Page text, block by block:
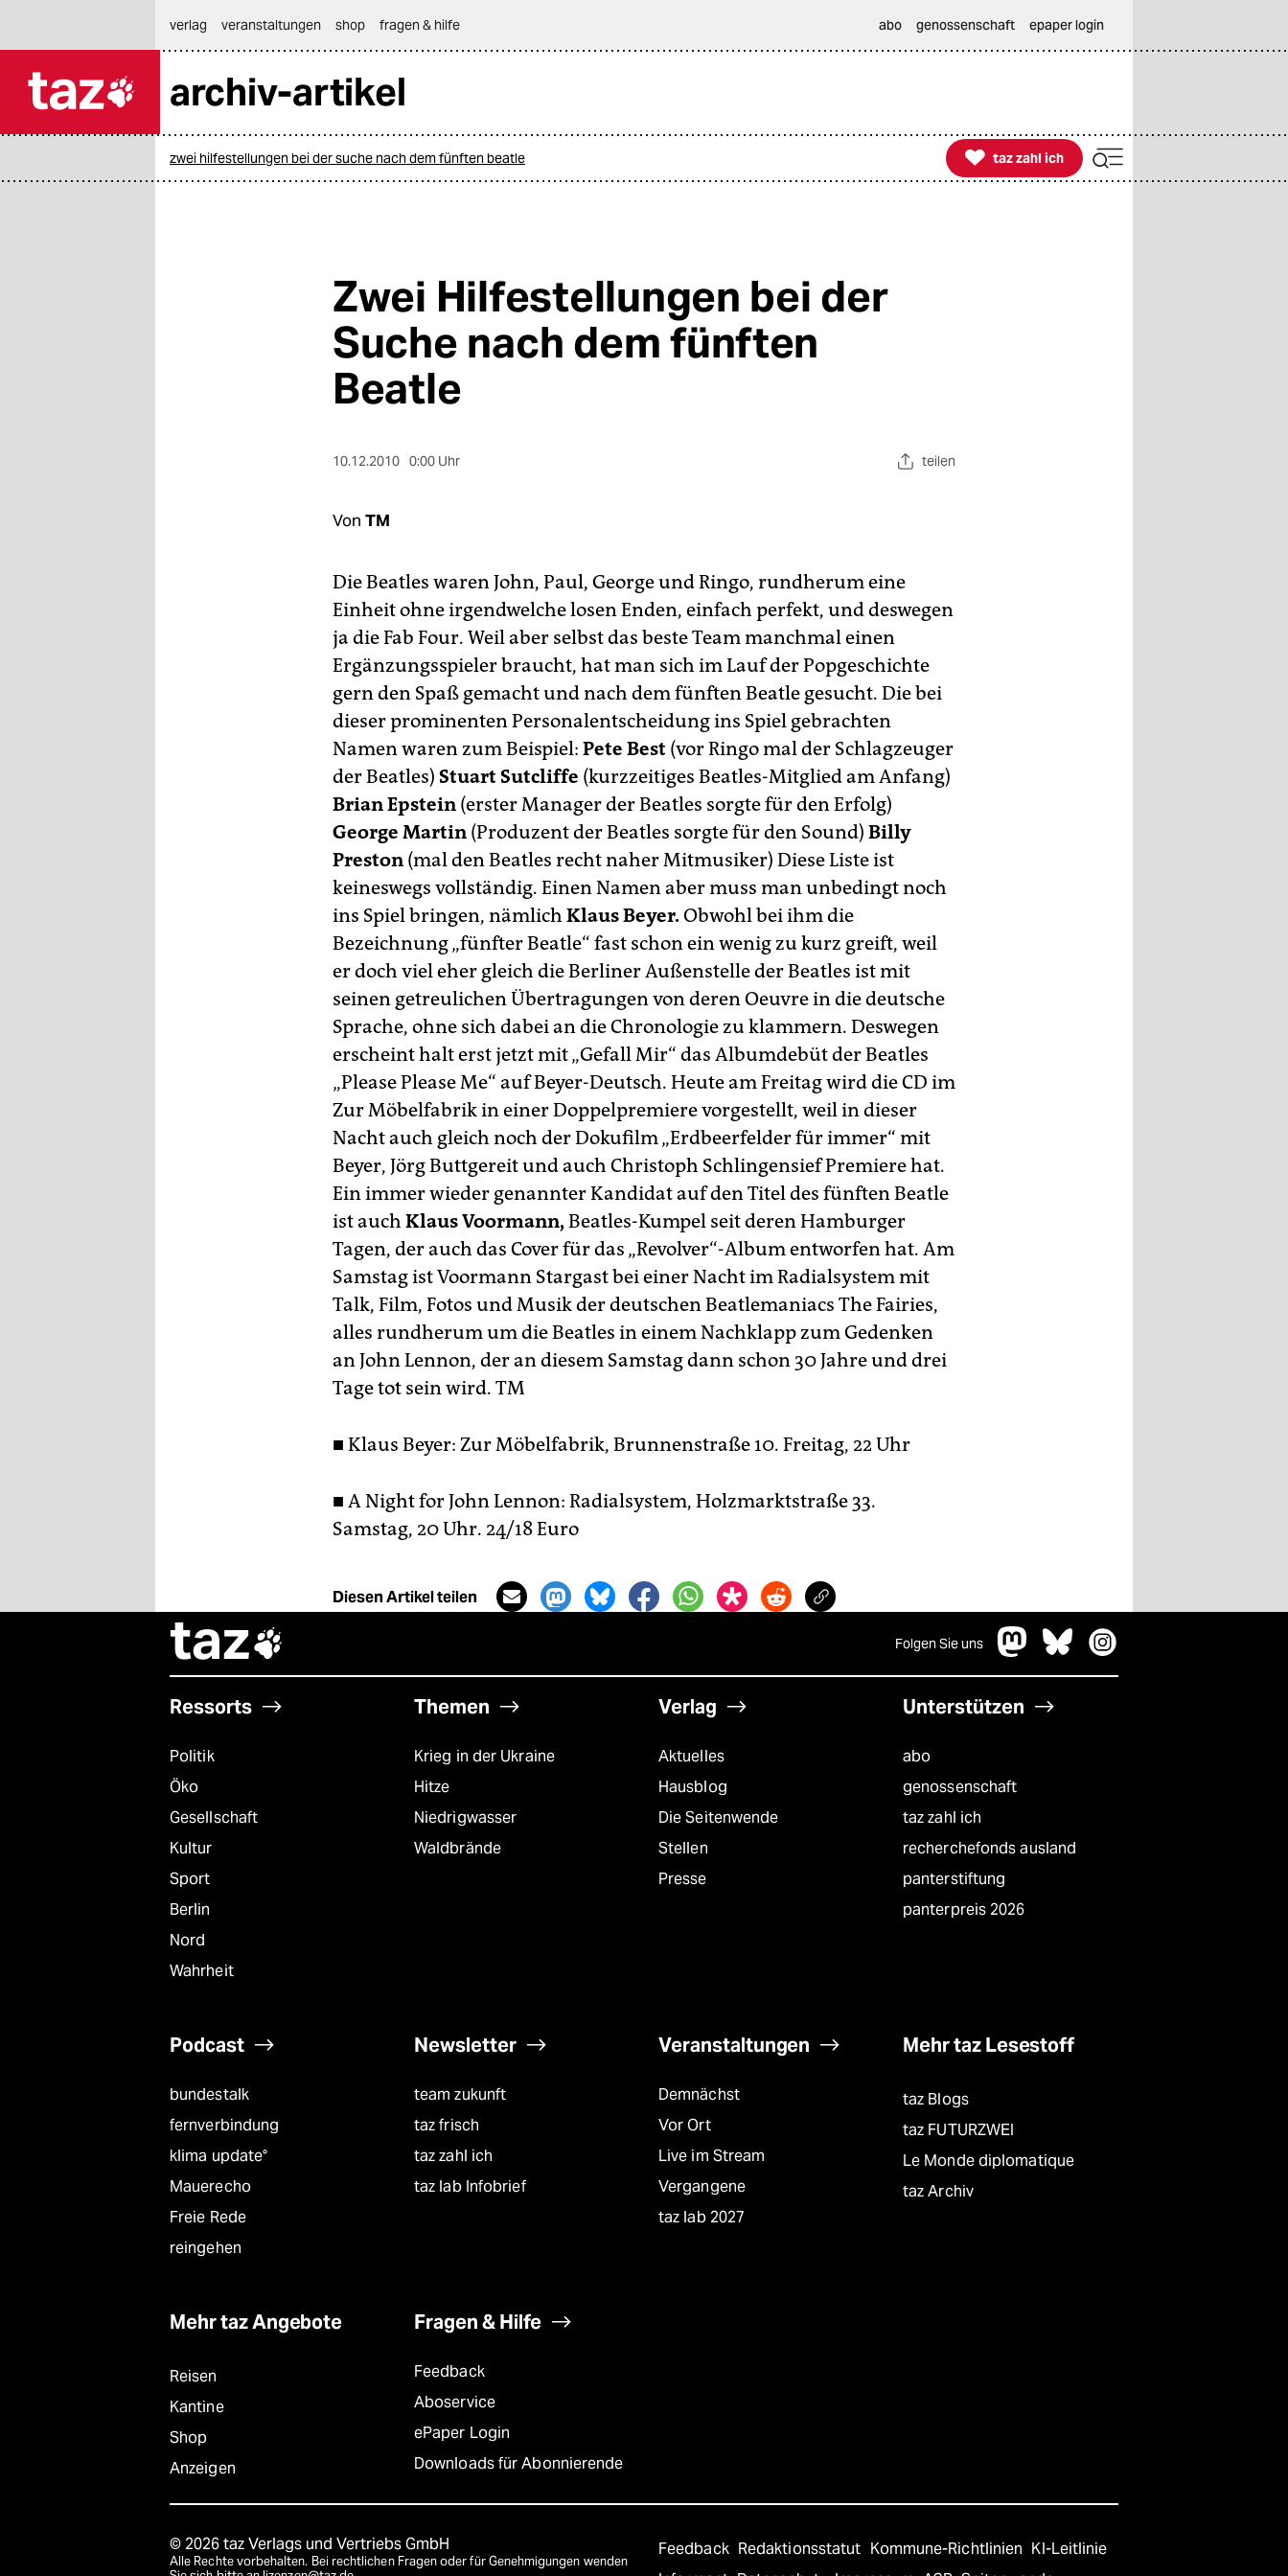
themen
verlag
veranstaltungen shop fragen & hilfe abo genossenschaft epaper login
archiv-artikel
zwei hilfestellungen bei der suche nach dem fünften beatle 
taz zahl ich
taz zahl ich
Zwei Hilfestellungen bei der
Suche nach dem fünften
Beatle
10.12.2010 0:00 Uhr teilen
Von TM
Die Beatles waren John, Paul, George und Ringo, rundherum eine
Einheit ohne irgendwelche losen Enden, einfach perfekt, und deswegen
ja die Fab Four. Weil aber selbst das beste Team manchmal einen
Ergänzungsspieler braucht, hat man sich im Lauf der Popgeschichte
gern den Spaß gemacht und nach dem fünften Beatle gesucht. Die bei
dieser prominenten Personalentscheidung ins Spiel gebrachten
Namen waren zum Beispiel: Pete Best (vor Ringo mal der Schlagzeuger
der Beatles) Stuart Sutcliffe (kurzzeitiges Beatles-Mitglied am Anfang)
Brian Epstein (erster Manager der Beatles sorgte für den Erfolg)
George Martin (Produzent der Beatles sorgte für den Sound) Billy
Preston (mal den Beatles recht naher Mitmusiker) Diese Liste ist
keineswegs vollständig. Einen Namen aber muss man unbedingt noch
ins Spiel bringen, nämlich Klaus Beyer. Obwohl bei ihm die
Bezeichnung „fünfter Beatle“ fast schon ein wenig zu kurz greift, weil
er doch viel eher gleich die Berliner Außenstelle der Beatles ist mit
seinen getreulichen Übertragungen von deren Oeuvre in die deutsche
Sprache, ohne sich dabei an die Chronologie zu klammern. Deswegen
erscheint halt erst jetzt mit „Gefall Mir“ das Albumdebüt der Beatles
„Please Please Me“ auf Beyer-Deutsch. Heute am Freitag wird die CD im
Zur Möbelfabrik in einer Doppelpremiere vorgestellt, weil in dieser
Nacht auch gleich noch der Dokufilm „Erdbeerfelder für immer“ mit
Beyer, Jörg Buttgereit und auch Christoph Schlingensief Premiere hat.
Ein immer wieder genannter Kandidat auf den Titel des fünften Beatle
ist auch Klaus Voormann, Beatles-Kumpel seit deren Hamburger
Tagen, der auch das Cover für das „Revolver“-Album entworfen hat. Am
Samstag ist Voormann Stargast bei einer Nacht im Radialsystem mit
Talk, Film, Fotos und Musik der deutschen Beatlemaniacs The Fairies,
alles rundherum um die Beatles in einem Nachklapp zum Gedenken
an John Lennon, der an diesem Samstag dann schon 30 Jahre und drei
Tage tot sein wird. TM
■ Klaus Beyer: Zur Möbelfabrik, Brunnenstraße 10. Freitag, 22 Uhr
■ A Night for John Lennon: Radialsystem, Holzmarktstraße 33.
Samstag, 20 Uhr. 24/18 Euro
Diesen Artikel teilen
taz Folgen Sie uns
Ressorts
Politik
Öko
Gesellschaft
Kultur
Sport
Berlin
Nord
Wahrheit
Themen
Krieg in der Ukraine
Hitze
Niedrigwasser
Waldbrände
Verlag
Aktuelles
Hausblog
Die Seitenwende
Stellen
Presse
Unterstützen
abo
genossenschaft
taz zahl ich
recherchefonds ausland
panterstiftung
panterpreis 2026
Podcast
bundestalk
fernverbindung
klima update°
Mauerecho
Freie Rede
reingehen
Newsletter
team zukunft
taz frisch
taz zahl ich
taz lab Infobrief
Veranstaltungen
Demnächst
Vor Ort
Live im Stream
Vergangene
taz lab 2027
Mehr taz Lesestoff
taz Blogs
taz FUTURZWEI
Le Monde diplomatique
taz Archiv
Mehr taz Angebote
Reisen
Kantine
Shop
Anzeigen
Fragen & Hilfe
Feedback
Aboservice
ePaper Login
Downloads für Abonnierende
© 2026 taz Verlags und Vertriebs GmbH
Alle Rechte vorbehalten. Bei rechtlichen Fragen oder für Genehmigungen wenden
Feedback Redaktionsstatut Kommune-Richtlinien KI-Leitlinie